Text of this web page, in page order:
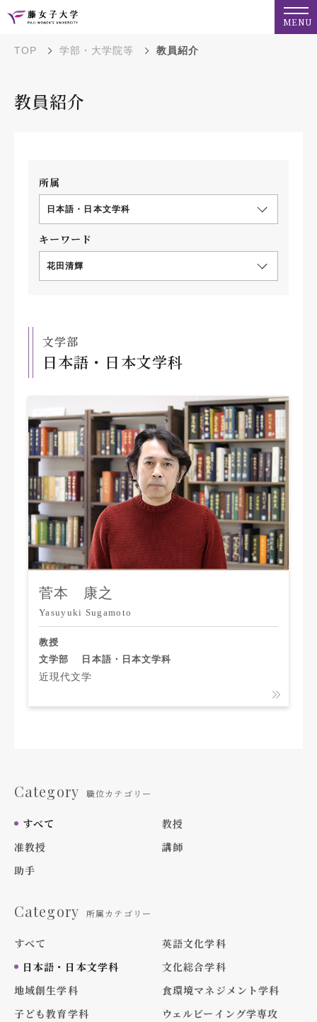
MENU
TOP 学部・大学院等 教員紹介
教員紹介
所属
日本語・日本文学科
キーワード
花田清輝
文学部
日本語・日本文学科
菅本 康之
Yasuyuki Sugamoto
教授
文学部
日本語・日本文学科
近現代文学
Category 職位カテゴリー
すべて
教授
准教授
講師
助手
Category 所属カテゴリー
すべて
英語文化学科
日本語・日本文学科
文化総合学科
地域創生学科
食環境マネジメント学科
子ども教育学科
ウェルビーイング学専攻